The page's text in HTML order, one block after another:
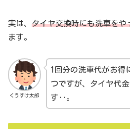
実は、 タイヤ交換時にも洗車をや
ます。
くうすけ太郎
1回分の洗車代がお得
つですが、タイヤ代
す‥。